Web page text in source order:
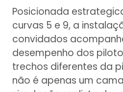
Posicionada
curvas 5 e 9, a
convidados
desempenho dos
trechos diferentes da
não é apenas um